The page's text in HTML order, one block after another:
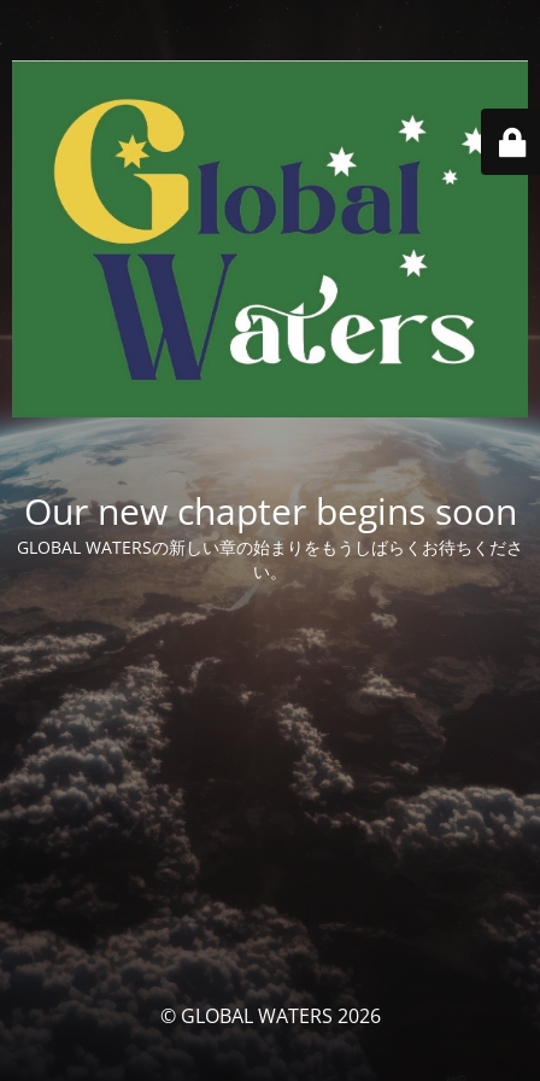
Our new chapter begins soon
GLOBAL WATERSの新しい章の始まりをもうしばらくお待ちくださ
い。
© GLOBAL WATERS 2026